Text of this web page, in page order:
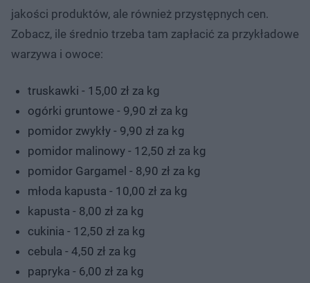
jakości produktów, ale również przystępnych cen.
Zobacz, ile średnio trzeba tam zapłacić za przykładowe
warzywa i owoce:
truskawki - 15,00 zł za kg
ogórki gruntowe - 9,90 zł za kg
pomidor zwykły - 9,90 zł za kg
pomidor malinowy - 12,50 zł za kg
pomidor Gargamel - 8,90 zł za kg
młoda kapusta - 10,00 zł za kg
kapusta - 8,00 zł za kg
cukinia - 12,50 zł za kg
cebula - 4,50 zł za kg
papryka - 6,00 zł za kg